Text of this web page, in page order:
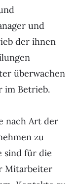
und
der ihnen
überwachen
im Betrieb.
nach Art der
zu
sind für die
Mitarbeiter